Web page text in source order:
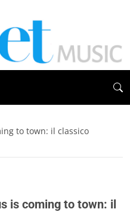
to town: il classico
is coming to town: il